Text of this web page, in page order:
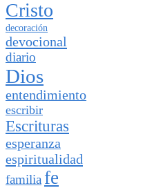
Cristo
decoración
devocional
diario
Dios
entendimiento
escribir
Escrituras
esperanza
espiritualidad
familia fe